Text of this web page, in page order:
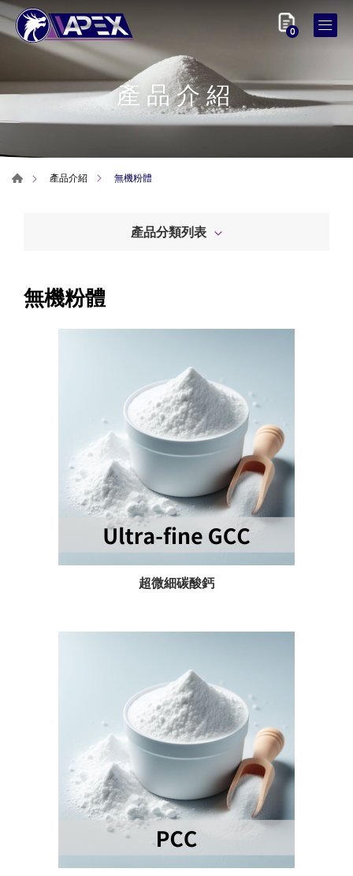
0
產品介紹
產品介紹 無機粉體
產品分類列表
無機粉體
超微細碳酸鈣